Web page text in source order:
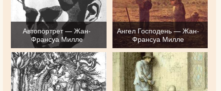
Автопортрет — Жан-
Франсуа Милле
Ангел Господень — Жан-
Франсуа Милле